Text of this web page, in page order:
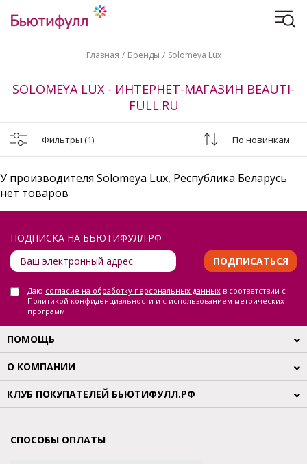
Главная Бренды Solomeya Lux
SOLOMEYA LUX - ИНТЕРНЕТ-МАГАЗИН BEAUTI-
FULL.RU
Фильтры (1) По новинкам
У производителя Solomeya Lux, Республика Беларусь
нет товаров
ПОДПИСКА НА БЬЮТИФУЛЛ.РФ
ПОДПИСАТЬСЯ
Даю согласие на обработку персональных данныхв соответствии с
Политикой конфиденциальности и с использованием метрических
программ
ПОМОЩЬ
О КОМПАНИИ
КЛУБ ПОКУПАТЕЛЕЙ БЬЮТИФУЛЛ.РФ
СПОСОБЫ ОПЛАТЫ